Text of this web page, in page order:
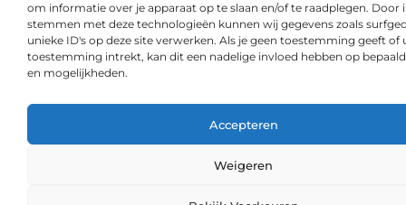
om informatie over je apparaat op te slaan en/of te raadplegen. Door
stemmen met deze technologieën kunnen wij gegevens zoals
unieke ID's op deze site verwerken. Als je geen toestemming geeft of
toestemming intrekt, kan dit een nadelige invloed hebben op
en mogelijkheden.
Accepteren
Weigeren